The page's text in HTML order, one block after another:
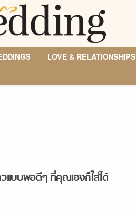
LOVE & RELATIONSHIPS
แบบพอดีๆ ที่คุณเองก็ใส่ได้